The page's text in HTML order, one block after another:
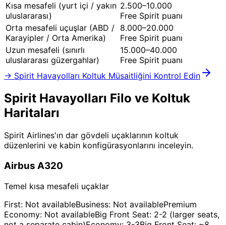
Kısa mesafeli (yurt içi / yakın
uluslararası)
2.500–10.000
Free Spirit puanı
Orta mesafeli uçuşlar (ABD /
Karayipler / Orta Amerika)
8.000–20.000
Free Spirit puanı
Uzun mesafeli (sınırlı
uluslararası güzergahlar)
15.000–40.000
Free Spirit puanı
→ Spirit Havayolları Koltuk Müsaitliğini Kontrol Edin
Spirit Havayolları Filo ve Koltuk
Haritaları
Spirit Airlines'ın dar gövdeli uçaklarının koltuk
düzenlerini ve kabin konfigürasyonlarını inceleyin.
Airbus A320
Temel kısa mesafeli uçaklar
First: Not availableBusiness: Not availablePremium
Economy: Not availableBig Front Seat: 2-2 (larger seats,